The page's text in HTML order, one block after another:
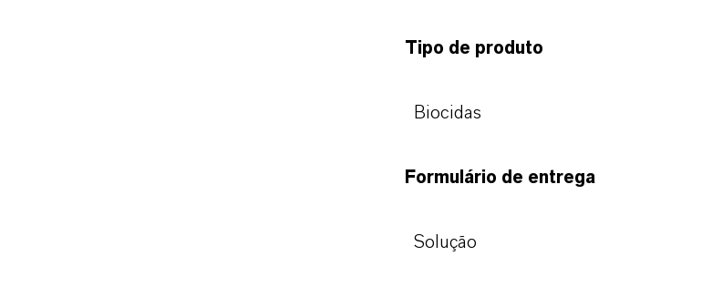
Tipo de produto
Biocidas
Formulário de entrega
Solução